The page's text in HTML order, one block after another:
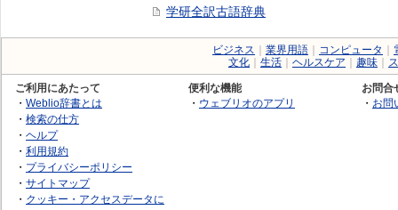
学研全訳古語辞典
ビジネス 業界用語 コンピュータ
文化
生活 ヘルスケア 趣味
ご利用にあたって
・ Weblio辞書とは
・ 検索の仕方
・ ヘルプ
・ 利用規約
・ プライバシーポリシー
・ サイトマップ
・ クッキー・アクセスデータに
便利な機能
・ ウェブリオのアプリ
お問合
・ お問